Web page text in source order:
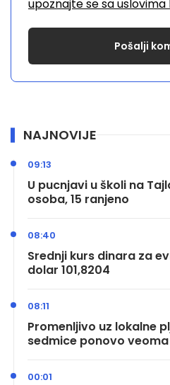
upoznajte se sa uslovima
NAJNOVIJE
U pucnjavi u školi na
osoba, 15 ranjeno
09:13
Srednji kurs dinara za
dolar 101,8204
08:40
Promenljivo uz lokalne
sedmice ponovo
08:11
00:01